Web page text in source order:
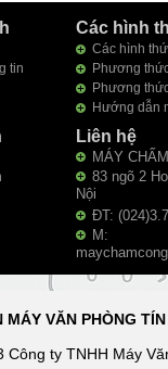
tin
Các hình
Các hình
Phương
Phương
Hướng dẫn
Liên hệ
MÁY
83 ngõ 2
Nội
ĐT:
M:
MÁY VĂN PHÒNG
Công ty TNHH Máy